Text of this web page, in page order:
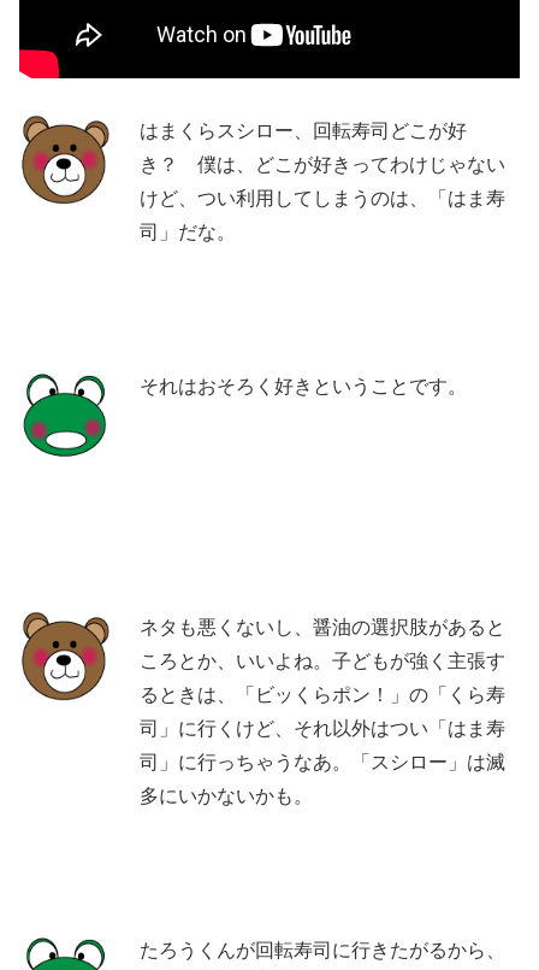
はまくらスシロー、回転寿司どこが好
き？ 僕は、どこが好きってわけじゃない
けど、つい利用してしまうのは、「はま寿
司」だな。
それはおそろく好きということです。
ネタも悪くないし、醤油の選択肢があると
ころとか、いいよね。子どもが強く主張す
るときは、「ビッくらポン！」の「くら寿
司」に行くけど、それ以外はつい「はま寿
司」に行っちゃうなあ。「スシロー」は滅
多にいかないかも。
たろうくんが回転寿司に行きたがるから、